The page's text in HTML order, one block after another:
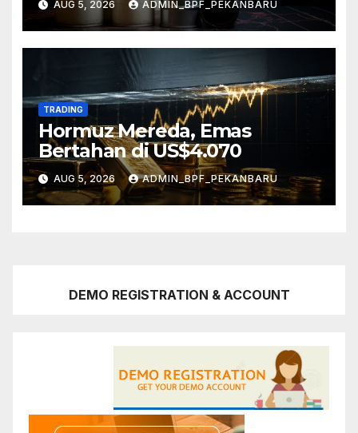
AUG 5, 2026 ADMIN_BPF_PEKANBARU
TRADING
Hormuz Mereda, Emas
Bertahan di US$4.070
AUG 5, 2026 ADMIN_BPF_PEKANBARU
DEMO REGISTRATION & ACCOUNT